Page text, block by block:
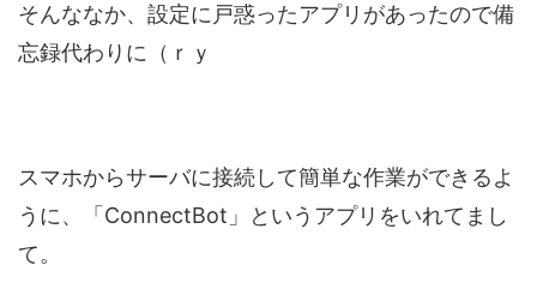
そんななか、設定に戸惑ったアプリがあったので備
忘録代わりに（ｒｙ
スマホからサーバに接続して簡単な作業ができるよ
うに、「ConnectBot」というアプリをいれてまし
て。